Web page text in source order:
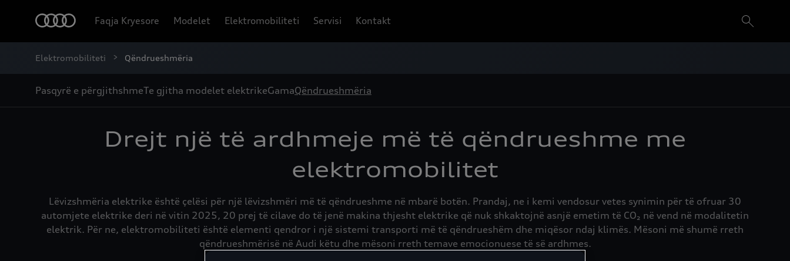
Faqja Kryesore Modelet Elektromobiliteti Servisi Kontakt
Elektromobiliteti Qëndrueshmëria
Pasqyrë e përgjithshmeTe gjitha modelet elektrikeGamaQëndrueshmëria
Drejt një të ardhmeje më të qëndrueshme me
elektromobilitet
Lëvizshmëria elektrike është çelësi për një lëvizshmëri më të qëndrueshme në mbarë botën. Prandaj, ne i kemi vendosur vetes synimin për të ofruar 30
automjete elektrike deri në vitin 2025, 20 prej të cilave do të jenë makina thjesht elektrike që nuk shkaktojnë asnjë emetim të CO₂ në vend në modalitetin
elektrik. Për ne, elektromobiliteti është elementi qendror i një sistemi transporti më të qëndrueshëm dhe miqësor ndaj klimës. Mësoni më shumë rreth
qëndrueshmërisë në Audi këtu dhe mësoni rreth temave emocionuese të së ardhmes.